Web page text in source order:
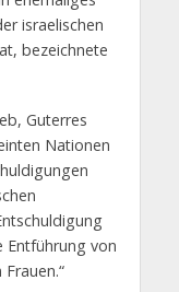
israelischen
bezeichnete
Guterres
Nationen
Entführung von